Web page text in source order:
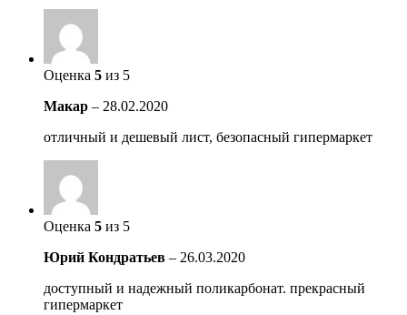
Оценка 5 из 5
Макар – 28.02.2020
отличный и дешевый лист, безопасный гипермаркет
Оценка 5 из 5
Юрий Кондратьев – 26.03.2020
доступный и надежный поликарбонат. прекрасный
гипермаркет